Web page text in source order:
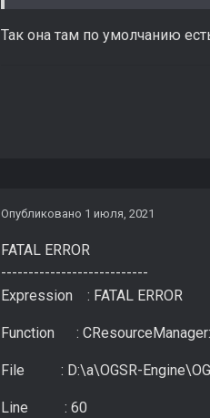
Так она там по умолчанию
Опубликовано 1 июля, 2021
FATAL ERROR
---------------------------
Expression : FATAL ERROR
Function :
File : D:\a\OGSR-
Line : 60